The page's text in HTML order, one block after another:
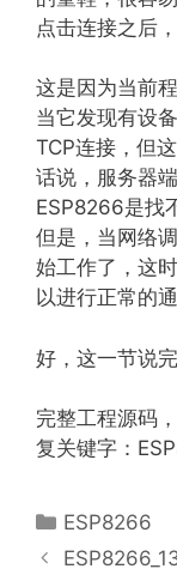
点击连接之后
这是因为当前
当它发现有设
TCP连接，但
话说，服务器
ESP8266是找
但是，当网络
始工作了，这
以进行正常的通
好，这一节说
完整工程源码
复关键字：
分
类
ESP8266